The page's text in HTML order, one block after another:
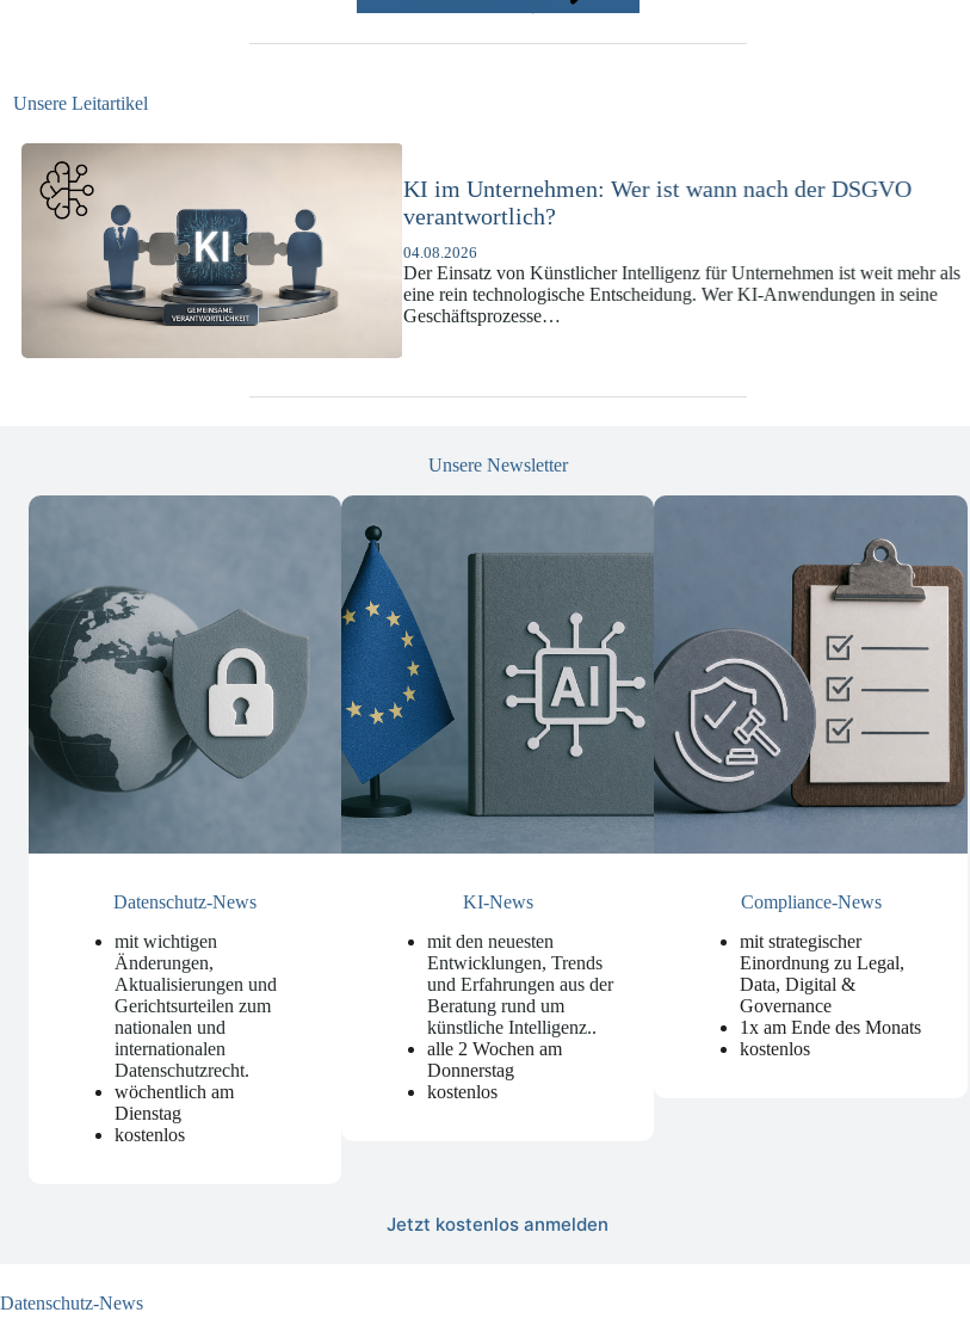
Unsere Leitartikel
KI-Compliance in der Versicherungswirtschaft mit DORA,
DSGVO und KI-VO
07.07.2026
Die europäische Digitalregulierung hat in den vergangenen Jahren eine
enorme Komplexität erreicht, die insbesondere Unternehmen der Finanz-
und Versicherungswirtschaft vor…
Unsere Newsletter
Datenschutz-News
mit wichtigen
Änderungen,
Aktualisierungen und
Gerichtsurteilen zum
nationalen und
internationalen
Datenschutzrecht.
wöchentlich am
Dienstag
kostenlos
KI-News
mit den neuesten
Entwicklungen, Trends
und Erfahrungen aus der
Beratung rund um
künstliche Intelligenz..
alle 2 Wochen am
Donnerstag
kostenlos
Compliance-News
mit strategischer
Einordnung zu Legal,
Data, Digital &
Governance
1x am Ende des Monats
kostenlos
Jetzt kostenlos anmelden
Datenschutz-News